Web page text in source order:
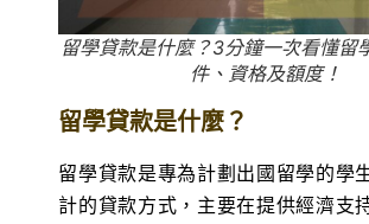
留學貸款是什麼？3分鐘一次看懂留
件、資格及額度！
留學貸款是什麼？
留學貸款是專為計劃出國留學的學
計的貸款方式，主要在提供經濟支